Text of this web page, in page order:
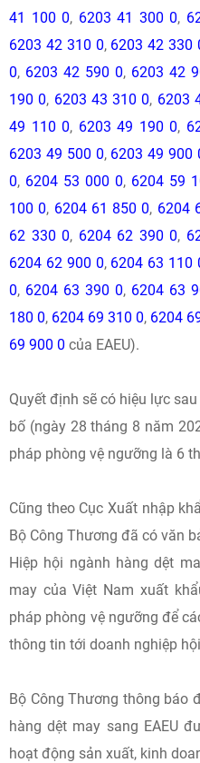
41 100 0, 6203 41 300 0,
6203 42 310 0, 6203 42 330
0, 6203 42 590 0, 6203 42
190 0, 6203 43 310 0, 6203
49 110 0, 6203 49 190 0,
6203 49 500 0, 6203 49 900
0, 6204 53 000 0, 6204 59
100 0, 6204 61 850 0, 6204
62 330 0, 6204 62 390 0,
6204 62 900 0, 6204 63 110
0, 6204 63 390 0, 6204 63
180 0, 6204 69 310 0, 6204
69 900 0 của EAEU).
Quyết định sẽ có hiệu lực
bố (ngày 28 tháng 8 năm
pháp phòng vệ ngưỡng là 6
Cũng theo Cục Xuất nhập
Bộ Công Thương đã có văn
Hiệp hội ngành hàng dệt
may của Việt Nam xuất
pháp phòng vệ ngưỡng để
thông tin tới doanh nghiệp
Bộ Công Thương thông báo
hàng dệt may sang EAEU
hoạt động sản xuất, kinh